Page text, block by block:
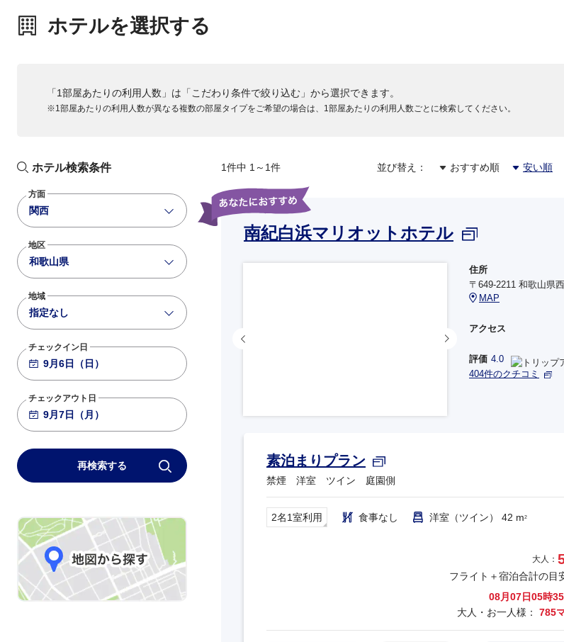
ANA099
21:00 22:20 320
ホテルを選択する
「1部屋あたりの利用人数」は「こだわり条件で絞り込む」から選択できます。
※1部屋あたりの利用人数が異なる複数の部屋タイプをご希望の場合は、1部屋あたりの利用人数ごとに検索してください。
ホテル検索条件
方面
関西
地区
和歌山県
地域
指定なし
チェックイン日
チェックアウト日
再検索する
1件中 1～1件 並び替え： おすすめ順 安い順
南紀白浜マリオットホテル
住所
〒649-2211 和歌山県
MAP
アクセス
評価 4.0
404件のクチコミ
素泊まりプラン
禁煙 洋室 ツイン 庭園側
2名1室利用 食事なし 洋室（ツイン） 42 m2
大人：
フライト＋宿泊合計の目
08月07日05時
大人・お一人様： 785